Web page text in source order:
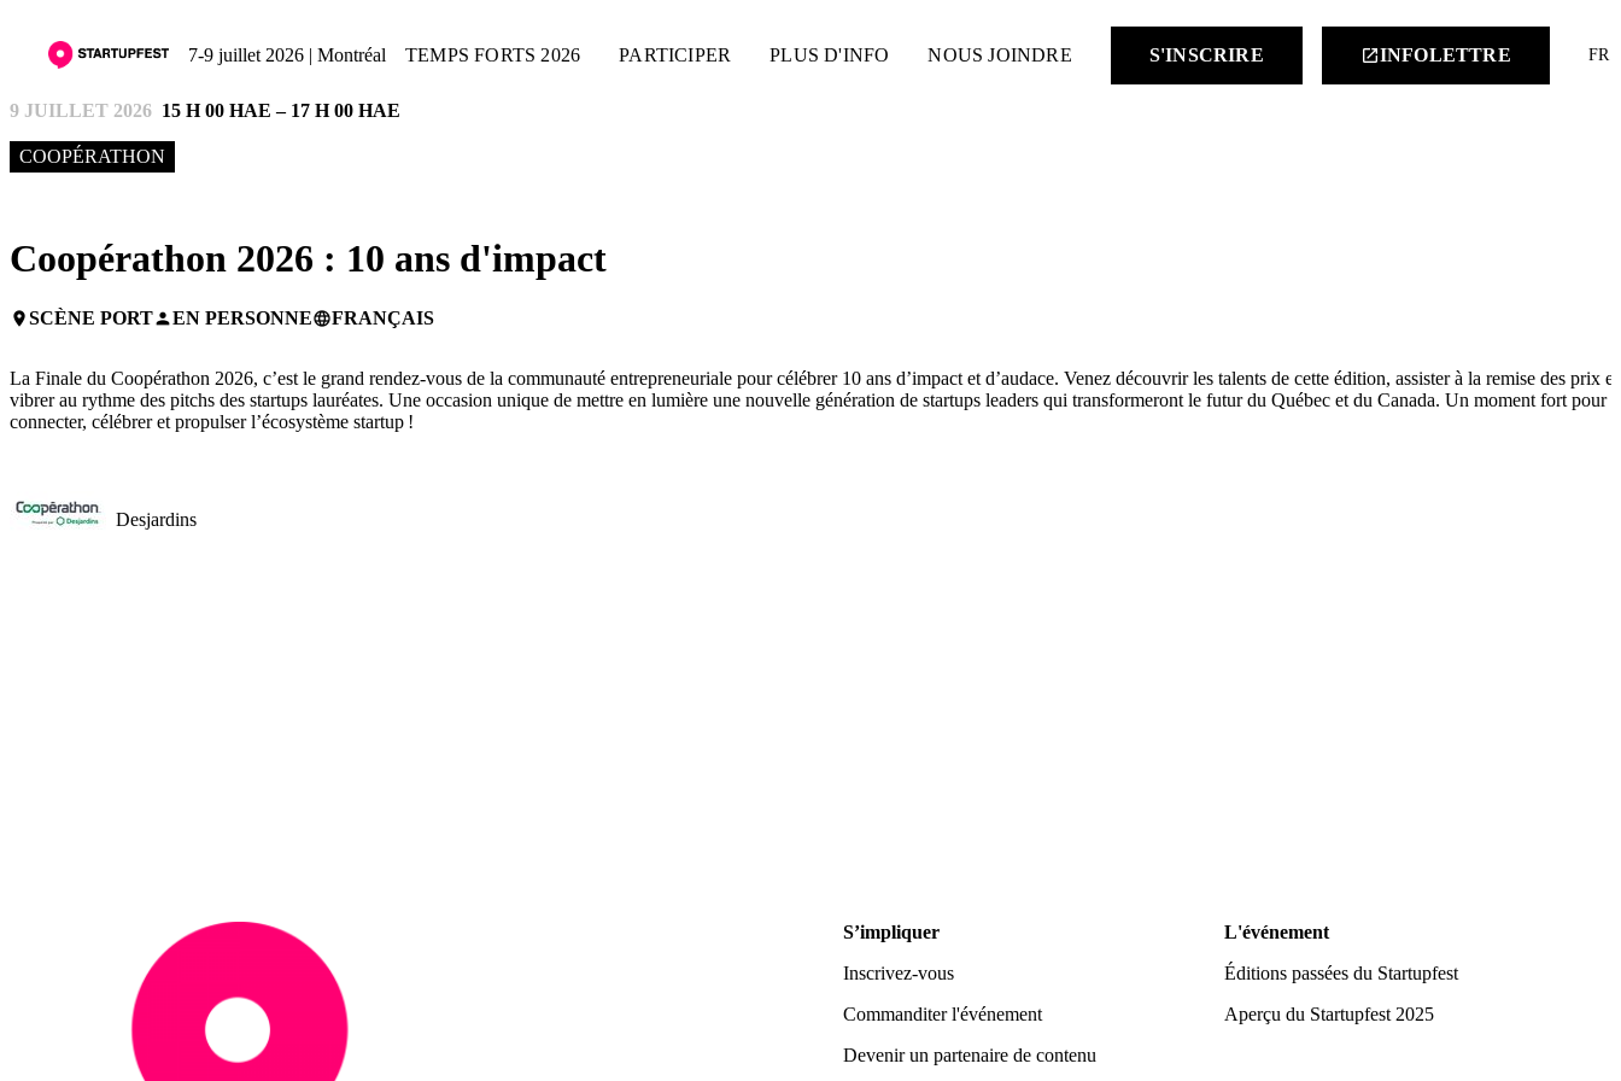
7-9 juillet 2026 | Montréal TEMPS FORTS 2026 PARTICIPER PLUS D'INFO NOUS JOINDRE S'INSCRIRE launchINFOLETTRE FR
9 JUILLET 2026 15 H 00 HAE – 17 H 00 HAE
COOPÉRATHON
Coopérathon 2026 : 10 ans d'impact
placeSCÈNE PORTpersonEN PERSONNElanguageFRANÇAIS
La Finale du Coopérathon 2026, c’est le grand rendez-vous de la communauté entrepreneuriale pour célébrer 10 ans d’impact et d’audace. Venez découvrir les talents de cette édition, assister à la remise des prix et
vibrer au rythme des pitchs des startups lauréates. Une occasion unique de mettre en lumière une nouvelle génération de startups leaders qui transformeront le futur du Québec et du Canada. Un moment fort pour
connecter, célébrer et propulser l’écosystème startup !
Desjardins
S’impliquer
Inscrivez-vous
Commanditer l'événement
Devenir un partenaire de contenu
L'événement
Éditions passées du Startupfest
Aperçu du Startupfest 2025